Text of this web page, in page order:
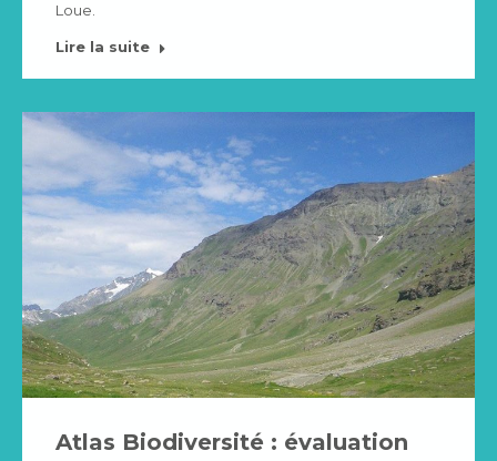
Loue.
Lire la suite
Atlas Biodiversité : évaluation